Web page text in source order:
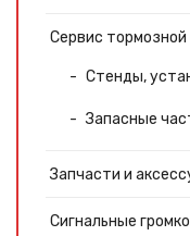
Сервис
Стенды,
Запасные
Запчасти и
Сигнальные